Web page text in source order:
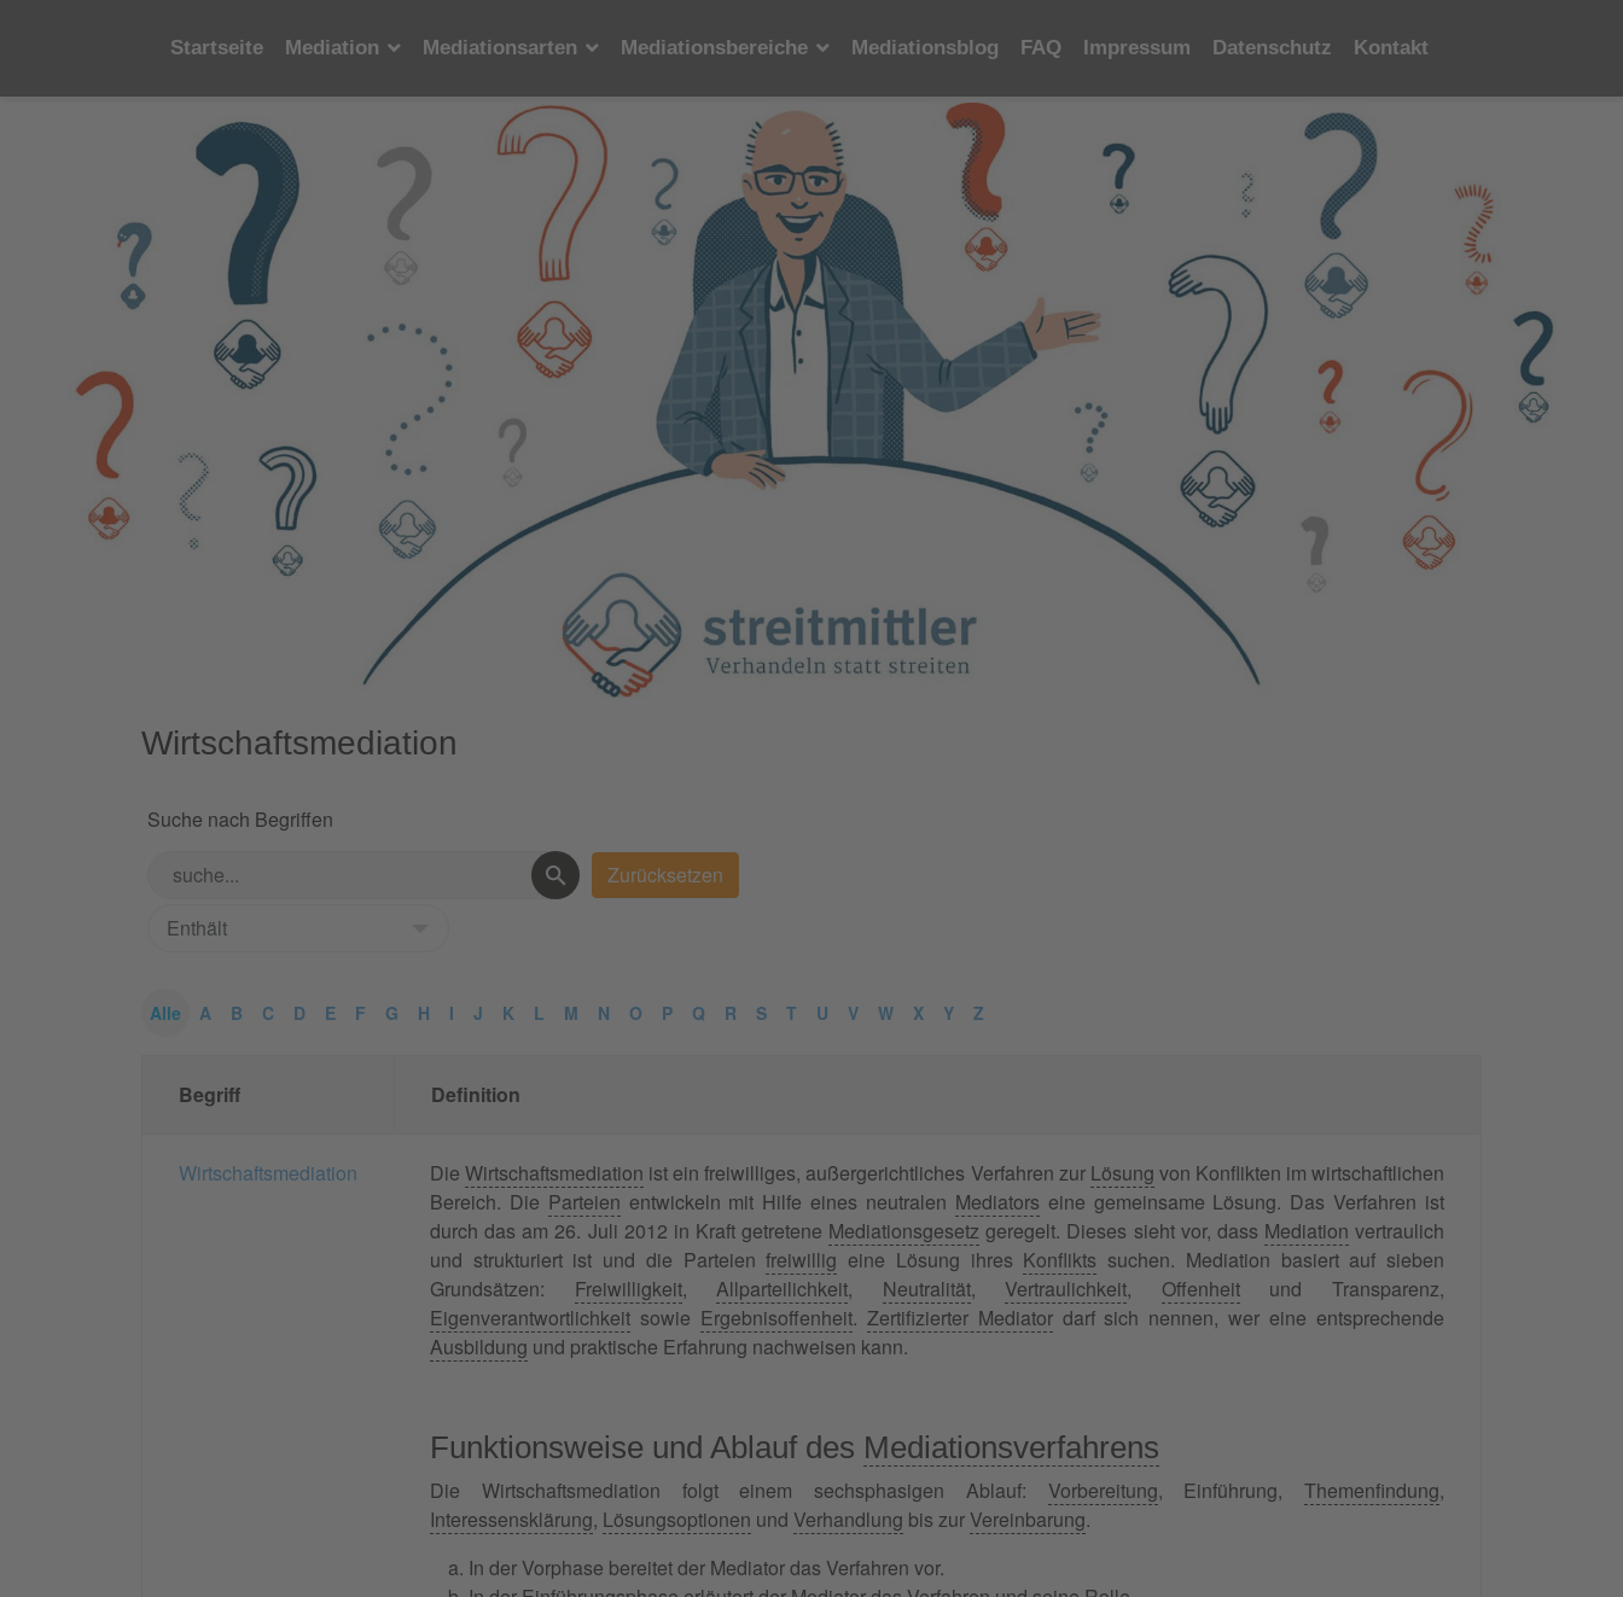
Startseite Mediation Mediationsarten Mediationsbereiche Mediationsblog FAQ Impressum Datenschutz Kontakt
Wirtschaftsmediation
Suche nach Begriffen
Alle A B C D E F G H I J K L M N O P Q R S T U V W X Y Z
Begriff Definition
Wirtschaftsmediation DieWirtschaftsmediation ist ein freiwilliges, außergerichtliches Verfahren zur Lösung von Konflikten im wirtschaftlichen
Bereich. Die Parteien entwickeln mit Hilfe eines neutralen Mediators eine gemeinsame Lösung. Das Verfahren ist
durch das am 26. Juli 2012 in Kraft getretene Mediationsgesetz geregelt. Dieses sieht vor, dass Mediation vertraulich
und strukturiert ist und die Parteienfreiwillig eine Lösung ihres Konflikts suchen. Mediation basiert auf sieben
Grundsätzen: Freiwilligkeit,Allparteilichkeit, Neutralität, Vertraulichkeit, Offenheitund Transparenz,
Eigenverantwortlichkeit sowie Ergebnisoffenheit. Zertifizierter Mediatordarf sich nennen, wer eine entsprechende
Ausbildung und praktische Erfahrung nachweisen kann.
Funktionsweise und Ablauf des Mediationsverfahrens
Die Wirtschaftsmediation folgt einem sechsphasigen Ablauf: Vorbereitung, Einführung, Themenfindung,
Interessensklärung, Lösungsoptionen und Verhandlung bis zur Vereinbarung.
In der Vorphase bereitet der Mediator das Verfahren vor.